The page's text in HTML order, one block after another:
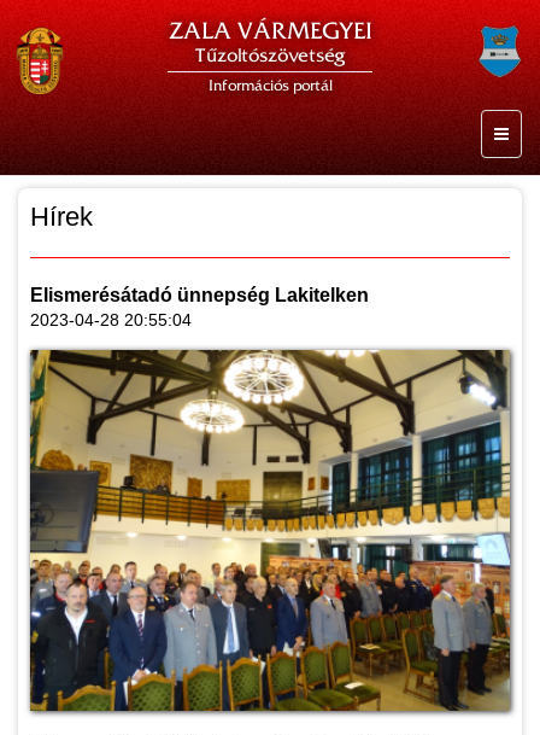
ZALA VÁRMEGYEI
Tűzoltószövetség
Információs portál
Hírek
Elismerésátadó ünnepség Lakitelken
2023-04-28 20:55:04